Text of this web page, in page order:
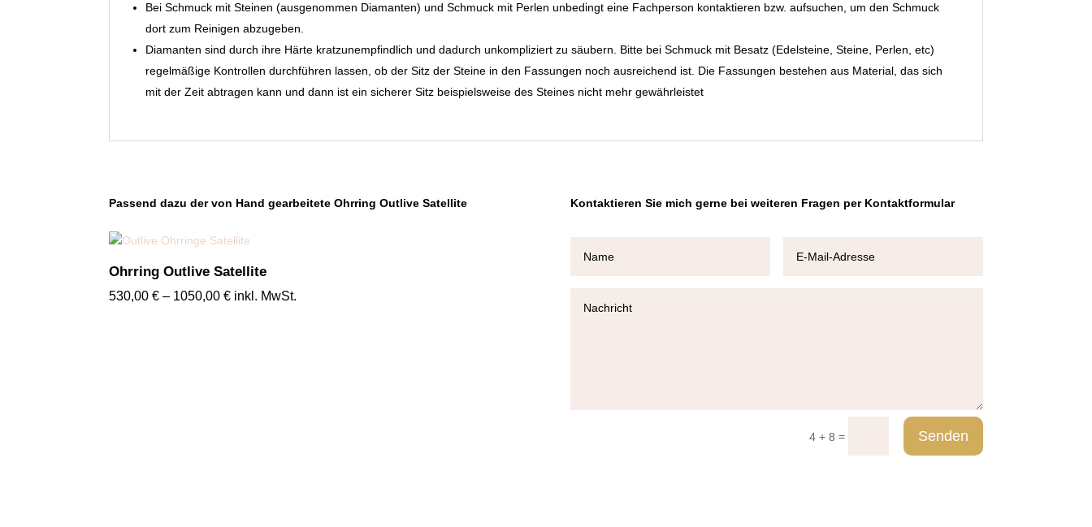
Bei Schmuck mit Steinen (ausgenommen Diamanten) und Schmuck mit Perlen unbedingt eine Fachperson kontaktieren bzw. aufsuchen, um den Schmuck
dort zum Reinigen abzugeben.
Diamanten sind durch ihre Härte kratzunempfindlich und dadurch unkompliziert zu säubern. Bitte bei Schmuck mit Besatz (Edelsteine, Steine, Perlen, etc)
regelmäßige Kontrollen durchführen lassen, ob der Sitz der Steine in den Fassungen noch ausreichend ist. Die Fassungen bestehen aus Material, das sich
mit der Zeit abtragen kann und dann ist ein sicherer Sitz beispielsweise des Steines nicht mehr gewährleistet
Passend dazu der von Hand gearbeitete Ohrring Outlive Satellite
Ohrring Outlive Satellite
530,00€ – 1050,00€Preisspanne:
inkl. MwSt.
Kontaktieren Sie mich gerne bei weiteren Fragen per Kontaktformular
4 + 8 = Senden